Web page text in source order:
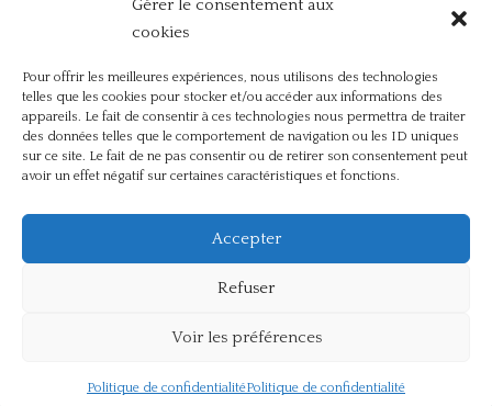
Gérer le consentement aux
cookies
Pour offrir les meilleures expériences, nous utilisons des technologies
telles que les cookies pour stocker et/ou accéder aux informations des
appareils. Le fait de consentir à ces technologies nous permettra de traiter
des données telles que le comportement de navigation ou les ID uniques
sur ce site. Le fait de ne pas consentir ou de retirer son consentement peut
avoir un effet négatif sur certaines caractéristiques et fonctions.
Accepter
Refuser
Voir les préférences
Politique de confidentialitéPolitique de confidentialité
(168)
La guerre, la Résistance et la Déportation
Non classé(42)
Partis politiques, intelligentsia, médias(750)
Présentation(4)
Références(57)